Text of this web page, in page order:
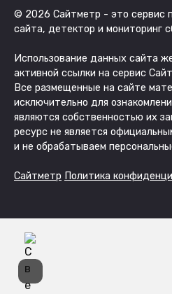
© 2026 Сайтметр - это сервис
сайта, детектор и мониторинг
Использование данных сайта
активной ссылки на сервис
Все размещенные на сайте
исключительно для
являются собственностью их
ресурс не является
и не обрабатываем
Сайтметр Политика